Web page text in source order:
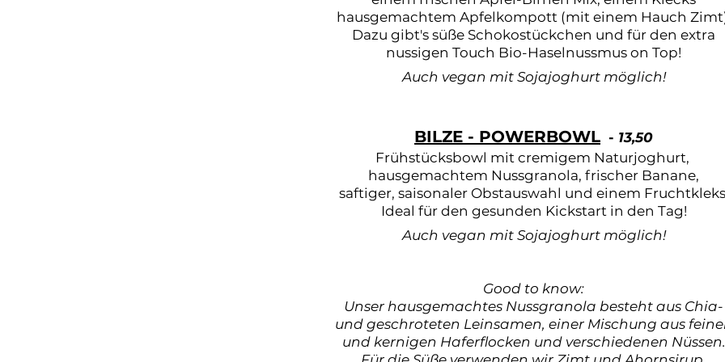
hausgemachtem Apfelkompott (mit einem Hauch
Dazu gibt's süße Schokostückchen und für den extra
nussigen Touch Bio-Haselnussmus on Top!
Auch vegan mit Sojajoghurt möglich!
BILZE - POWERBOWL - 13,50
Frühstücksbowl mit cremigem Naturjoghurt,
hausgemachtem Nussgranola, frischer Banane,
saftiger, saisonaler Obstauswahl und einem
Ideal für den gesunden Kickstart in den Tag!
Auch vegan mit Sojajoghurt möglich!
Good to know:
Unser hausgemachtes Nussgranola besteht aus Chia-
und geschroteten Leinsamen, einer Mischung aus
und kernigen Haferflocken und verschiedenen Nüssen.